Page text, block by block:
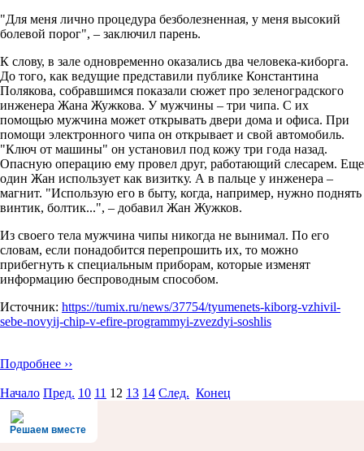
"Для меня лично процедура безболезненная, у меня высокий
болевой порог", – заключил парень.
К слову, в зале одновременно оказались два человека-киборга.
До того, как ведущие представили публике Константина
Полякова, собравшимся показали сюжет про зеленоградского
инженера Жана Жужкова. У мужчины – три чипа. С их
помощью мужчина может открывать двери дома и офиса. При
помощи электронного чипа он открывает и свой автомобиль.
"Ключ от машины" он установил под кожу три года назад.
Опасную операцию ему провел друг, работающий слесарем. Еще
один Жан использует как визитку. А в пальце у инженера –
магнит. "Использую его в быту, когда, например, нужно поднять
винтик, болтик...", – добавил Жан Жужков.
Из своего тела мужчина чипы никогда не вынимал. По его
словам, если понадобится перепрошить их, то можно
прибегнуть к специальным приборам, которые изменят
информацию беспроводным способом.
Источник: https://tumix.ru/news/37754/tyumenets-kiborg-vzhivil-
sebe-novyij-chip-v-efire-programmyi-zvezdyi-soshlis
Подробнее ››
Начало Пред. 10 11 12 13 14 След. Конец
Решаем вместе